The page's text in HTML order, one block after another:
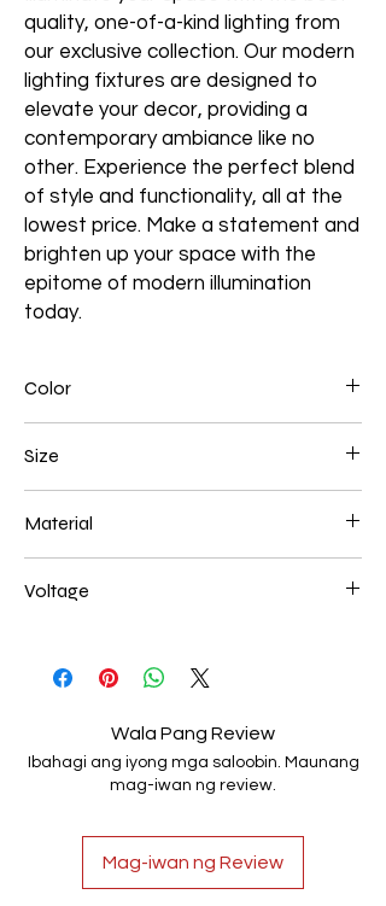
quality, one-of-a-kind lighting from
our exclusive collection. Our modern
lighting fixtures are designed to
elevate your decor, providing a
contemporary ambiance like no
other. Experience the perfect blend
of style and functionality, all at the
lowest price. Make a statement and
brighten up your space with the
epitome of modern illumination
today.
Color
Size
Material
Voltage
Wala Pang Review
Ibahagi ang iyong mga saloobin. Maunang
mag-iwan ng review.
Mag-iwan ng Review